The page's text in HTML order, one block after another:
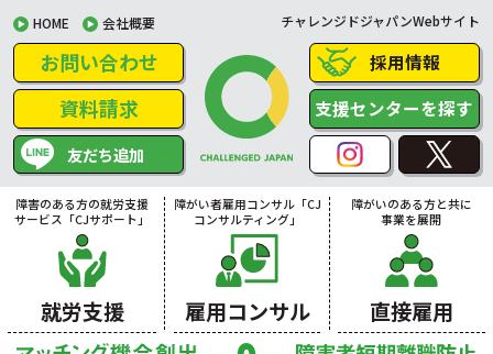
HOME 会社概要 チャレンジドジャパンWebサイト
お問い合わせ
資料請求
友だち追加
採用情報
支援センターを探す
障害のある方の就労支援
サービス「CJサポート」
就労支援
障がい者雇用コンサル「CJ
コンサルティング」
雇用コンサル
障がいのある方と共に
事業を展開
直接雇用